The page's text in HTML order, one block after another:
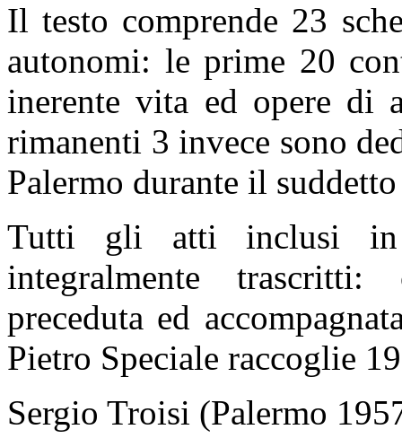
Il testo comprende 23
autonomi: le prime 20
inerente vita ed opere di
rimanenti 3 invece sono
Palermo durante il
Tutti gli atti inclusi in
integralmente
preceduta ed
Pietro Speciale raccoglie
Sergio Troisi (Palermo